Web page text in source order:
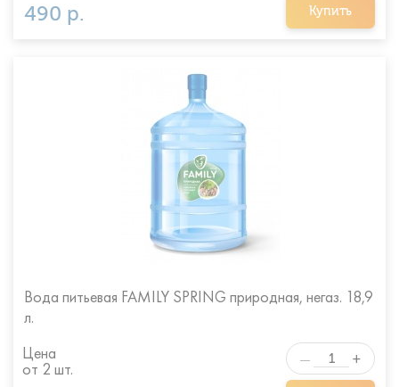
490 р. Купить
Вода питьевая FAMILY SPRING природная, негаз. 18,9
— +
Цена
от 2 шт.